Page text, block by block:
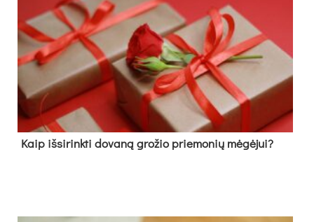
Kaip išsirinkti dovaną grožio priemonių mėgėjui?